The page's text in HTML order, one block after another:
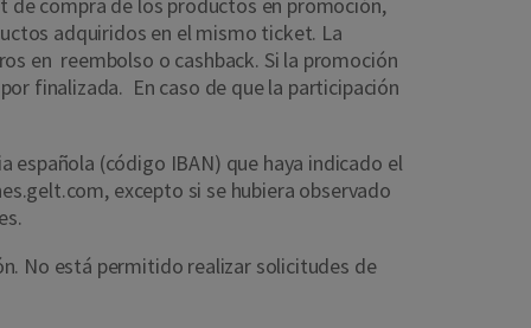
adquiridos en el mismo ticket. La
en reembolso o cashback. Si la promoción
finalizada. En caso de que la participación
(código IBAN) que haya indicado el
, excepto si se hubiera observado
No está permitido realizar solicitudes de